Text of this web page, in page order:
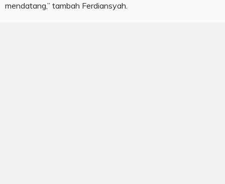
mendatang,” tambah Ferdiansyah.